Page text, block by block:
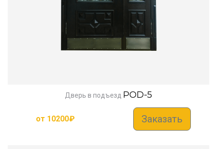
Дверь в подъезд POD-5
от 10200₽ Заказать